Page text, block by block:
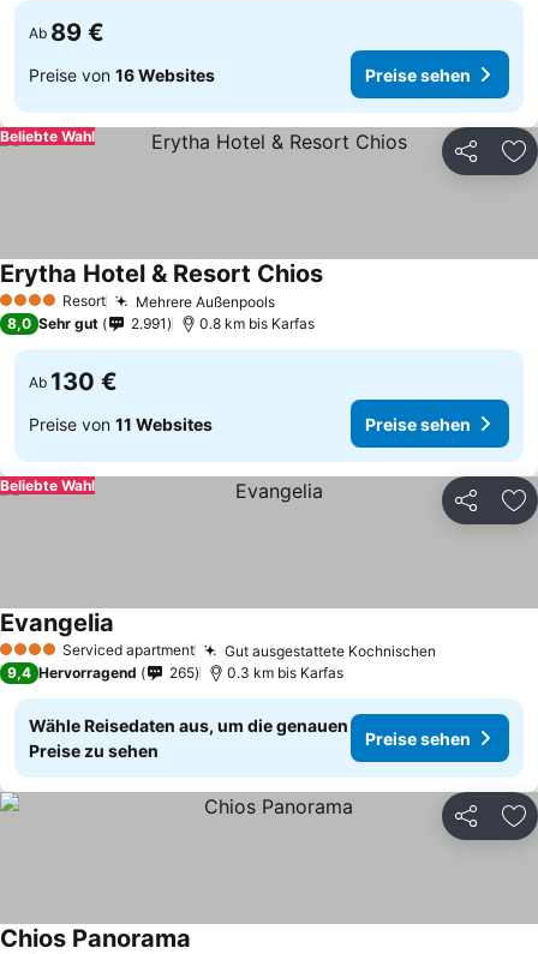
Ab 89 €
Preise von 16 Websites Preise sehen
Teilen
Beliebte Wahl
4 Sterne Resort Mehrere Außenpools
Erytha Hotel & Resort Chios
8,0 Sehr gut 2.991 0.8 km bis Karfas
Ab 130 €
Preise von 11 Websites Preise sehen
Teilen
Beliebte Wahl
4 Sterne Serviced apartment Gut ausgestattete Kochnischen
Evangelia
9,4 Hervorragend 265 0.3 km bis Karfas
Wähle Reisedaten aus, um die genauen
Preise zu sehen
Preise sehen
Teilen
Chios Panorama